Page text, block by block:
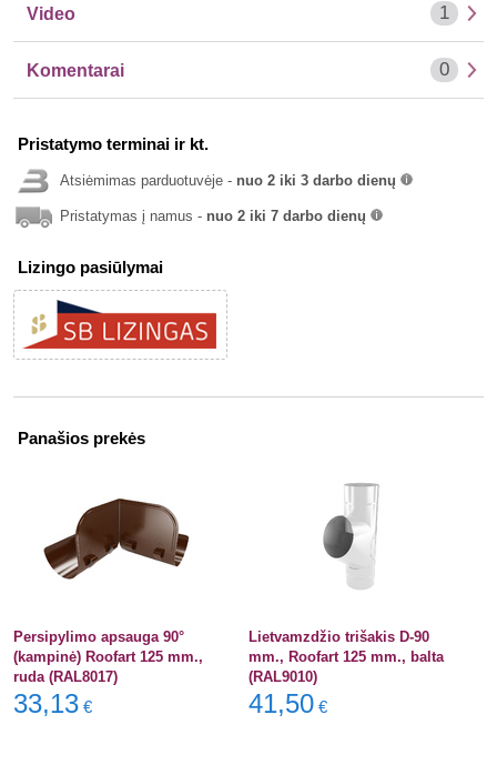
Video 1
Komentarai 0
Pristatymo terminai ir kt.
Atsiėmimas parduotuvėje - nuo 2 iki 3 darbo dienų
Pristatymas į namus - nuo 2 iki 7 darbo dienų
Lizingo pasiūlymai
Panašios prekės
Persipylimo apsauga 90°
(kampinė) Roofart 125 mm.,
ruda (RAL8017)
33,13 €
Lietvamzdžio trišakis D-90
mm., Roofart 125 mm., balta
(RAL9010)
41,50 €